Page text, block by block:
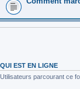
QUI EST EN LIGNE
Utilisateurs parcourant ce